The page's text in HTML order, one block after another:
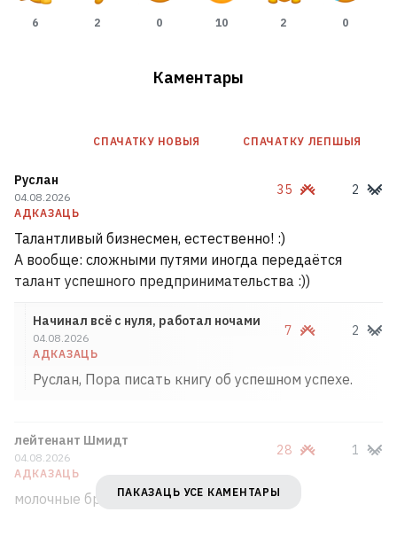
6 2 0 10 2 0
Каментары
СПАЧАТКУ НОВЫЯ СПАЧАТКУ ЛЕПШЫЯ
Руслан
04.08.2026
АДКАЗАЦЬ
35 2
Талантливый бизнесмен, естественно! :)
А вообще: сложными путями иногда передаётся
талант успешного предпринимательства :))
Начинал всё с нуля, работал ночами
04.08.2026
АДКАЗАЦЬ
7 2
Руслан, Пора писать книгу об успешном успехе.
лейтенант Шмидт
04.08.2026
АДКАЗАЦЬ
28 1
молочные братьяПАКАЗАЦЬ УСЕ КАМЕНТАРЫ